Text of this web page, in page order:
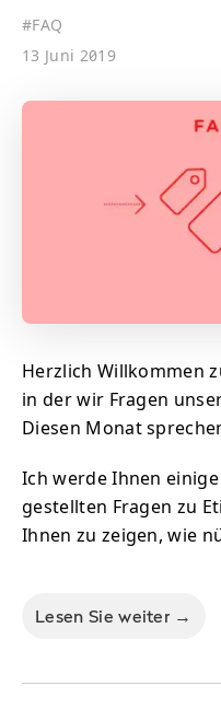
#FAQ
13 Juni 2019
Herzlich Willkommen
in der wir Fragen
Diesen Monat
Ich werde Ihnen
gestellten Fragen zu
Ihnen zu zeigen, wie
Lesen Sie weiter →